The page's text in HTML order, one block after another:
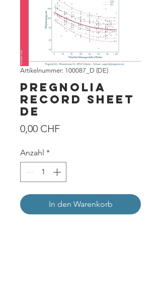
Artikelnummer: 100087_D (DE)
Pregnolia
Record Sheet
DE
0,00 CHFPreis
Anzahl *
In den Warenkorb